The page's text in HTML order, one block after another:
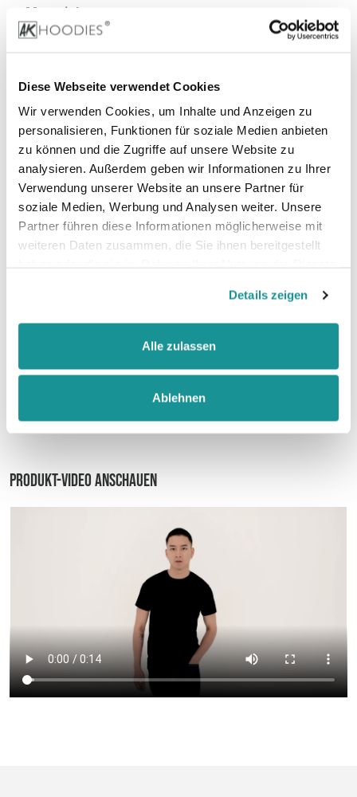
Diese Webseite verwendet Cookies
Wir verwenden Cookies, um Inhalte und Anzeigen zu
personalisieren, Funktionen für soziale Medien anbieten
zu können und die Zugriffe auf unsere Website zu
analysieren. Außerdem geben wir Informationen zu Ihrer
Verwendung unserer Website an unsere Partner für
soziale Medien, Werbung und Analysen weiter. Unsere
Partner führen diese Informationen möglicherweise mit
weiteren Daten zusammen, die Sie ihnen bereitgestellt
Details zeigen
Alle zulassen
Ablehnen
Material
99% Baumwolle, 1% Viskose (Heather Grey)
Stoffgewicht:185 g/m²
Zertifizierungen:
Vegan, faire Arbeitsbedingungen, REACH, Oeko-
Tex 100
Größentabelle
Datenblatt
Produkt-Video anschauen